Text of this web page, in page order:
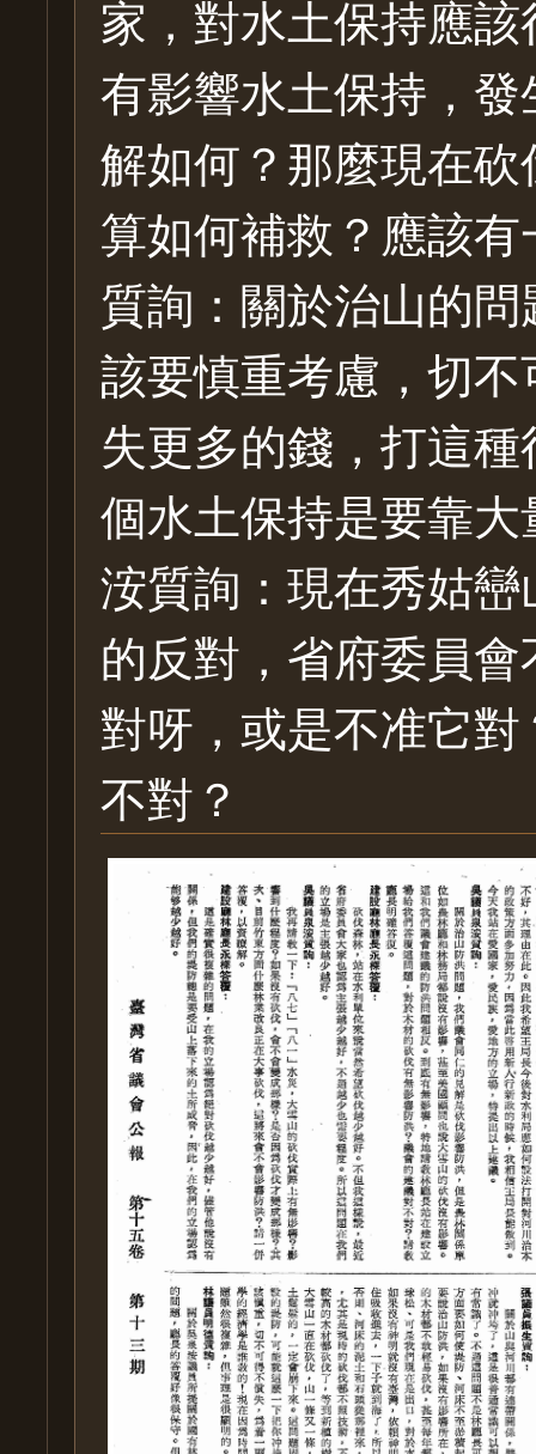
家，對水土保持應
有影響水土保持，
解如何？那麼現在
算如何補救？應該
質詢：關於治山的
該要慎重考慮，切
失更多的錢，打這
個水土保持是要靠
洝質詢：現在秀姑
的反對，省府委員
對呀，或是不准它
不對？